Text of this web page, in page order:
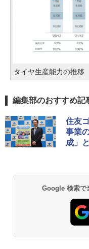
タイヤ生産能力の推移
編集部のおすすめ記
住友
事業
成」
Google 検索で